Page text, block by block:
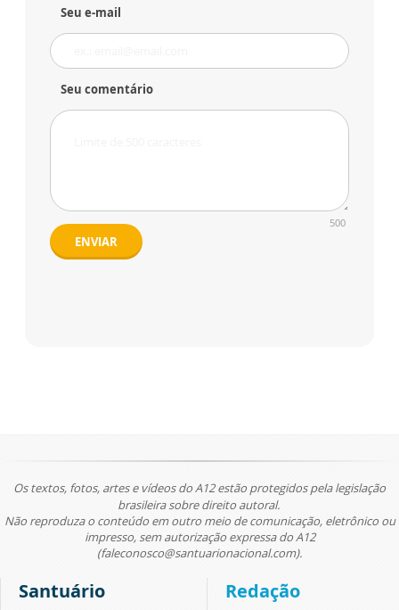
Seu e-mail
Seu comentário
500
ENVIAR
Os textos, fotos, artes e vídeos do A12 estão protegidos pela legislação
brasileira sobre direito autoral.
Não reproduza o conteúdo em outro meio de comunicação, eletrônico ou
impresso, sem autorização expressa do A12
(faleconosco@santuarionacional.com).
Santuário Redação